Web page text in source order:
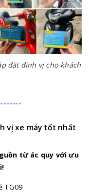
đặt định vị cho khách
vị xe máy tốt nhất
từ ác quy với ưu
TG09